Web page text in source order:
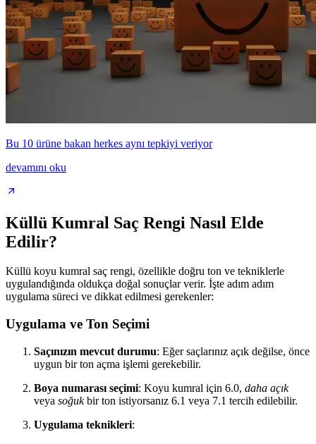
Bu 10 ürüne bakan herkes aynı tepkiyi veriyor
devamını oku
Küllü Kumral Saç Rengi Nasıl Elde
Edilir?
Küllü koyu kumral saç rengi, özellikle doğru ton ve tekniklerle
uygulandığında oldukça doğal sonuçlar verir. İşte adım adım
uygulama süreci ve dikkat edilmesi gerekenler:
Uygulama ve Ton Seçimi
Saçınızın mevcut durumu: Eğer saçlarınız açık değilse, önce
uygun bir ton açma işlemi gerekebilir.
Boya numarası seçimi: Koyu kumral için 6.0, daha açık
veya soğukbir ton istiyorsanız 6.1 veya 7.1 tercih edilebilir.
Uygulama teknikleri: